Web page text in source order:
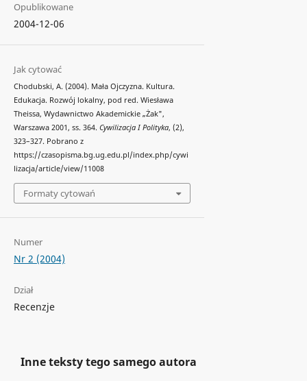
Opublikowane
2004-12-06
Jak cytować
Chodubski, A. (2004). Mała Ojczyzna. Kultura.
Edukacja. Rozwój lokalny, pod red. Wiesława
Theissa, Wydawnictwo Akademickie „Żak",
Warszawa 2001, ss. 364. Cywilizacja I Polityka, (2),
323–327. Pobrano z
https://czasopisma.bg.ug.edu.pl/index.php/cywi
lizacja/article/view/11008
Formaty cytowań
Numer
Nr 2 (2004)
Dział
Recenzje
Inne teksty tego samego autora